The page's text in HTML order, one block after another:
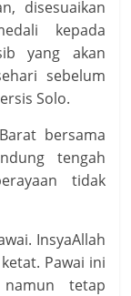
disesuaikan
kepada
yang akan
sebelum
Solo.
bersama
tengah
tidak
InsyaAllah
Pawai ini
tetap